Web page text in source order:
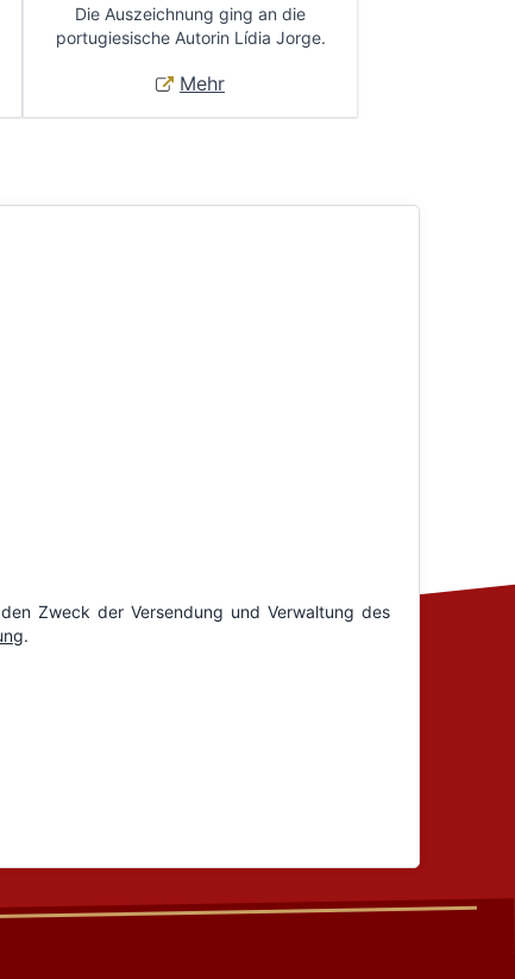
Die Auszeichnung ging an die
portugiesische Autorin Lídia Jorge.
Mehr